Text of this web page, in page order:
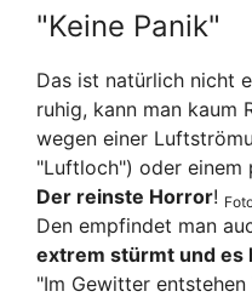
"Keine Panik"
Das ist natürlich nicht
ruhig, kann man kaum
wegen einer
"Luftloch") oder einem
Der reinste Horror!
Den empfindet man
extrem stürmt und es
"Im Gewitter